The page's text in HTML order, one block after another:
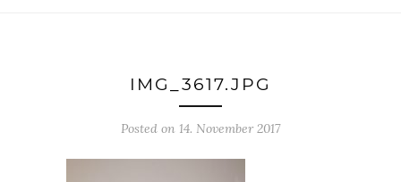
IMG_3617.JPG
Posted on 14. November 2017